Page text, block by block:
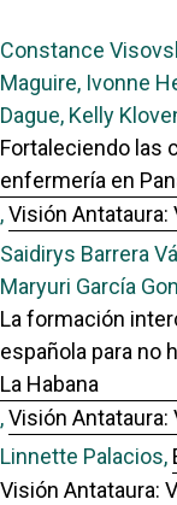
Constance
Maguire, Ivonne
Dague, Kelly
Fortaleciendo las
enfermería en
,Visión Antataura:
Saidirys Barrera
Maryuri García
La formación
española para no
La Habana
,Visión Antataura:
Linnette Palacios,
Visión Antataura: